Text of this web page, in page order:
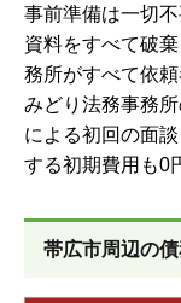
事前準備は一切
資料をすべて破
務所がすべて依
みどり法務事務
による初回の面
する初期費用も0
帯広市周辺の